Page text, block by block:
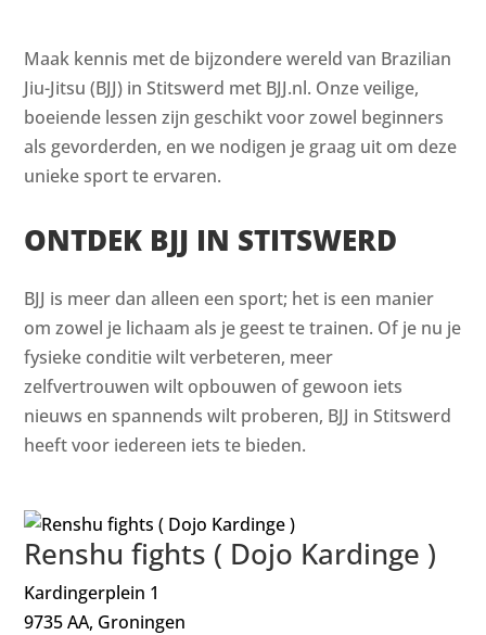
Maak kennis met de bijzondere wereld van Brazilian
Jiu-Jitsu (BJJ) in Stitswerd met BJJ.nl. Onze veilige,
boeiende lessen zijn geschikt voor zowel beginners
als gevorderden, en we nodigen je graag uit om deze
unieke sport te ervaren.
ONTDEK BJJ IN STITSWERD
BJJ is meer dan alleen een sport; het is een manier
om zowel je lichaam als je geest te trainen. Of je nu je
fysieke conditie wilt verbeteren, meer
zelfvertrouwen wilt opbouwen of gewoon iets
nieuws en spannends wilt proberen, BJJ in Stitswerd
heeft voor iedereen iets te bieden.
Renshu fights ( Dojo Kardinge )
Kardingerplein 1
9735 AA, Groningen